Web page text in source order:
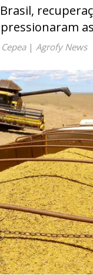
| Agrofy News